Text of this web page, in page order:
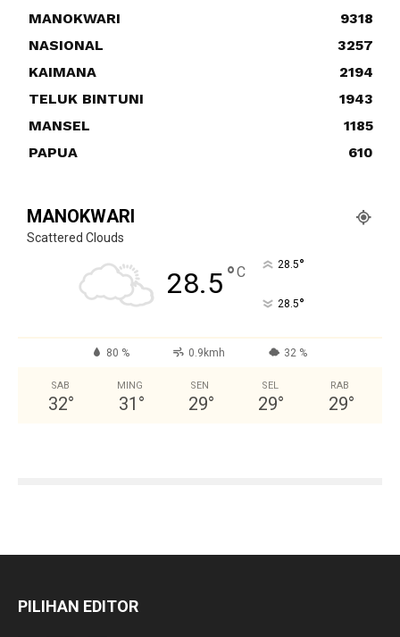
MANOKWARI
9318
NASIONAL
3257
KAIMANA
2194
TELUK BINTUNI
1943
MANSEL
1185
PAPUA
610
MANOKWARI
Scattered Clouds
28.5°C 28.5°
28.5°
80 % 0.9kmh 32 %
SAB
32°
MING
31 °
SEN
29°
SEL
29°
RAB
29°
PILIHAN EDITOR